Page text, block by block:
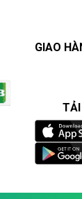
GIAO
TẢI